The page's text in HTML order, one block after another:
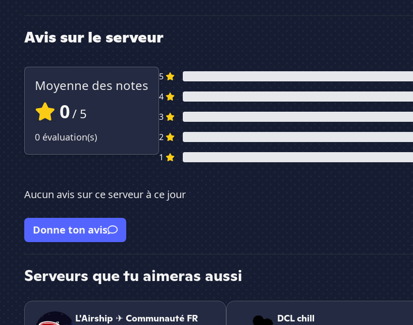
Avis sur le serveur
Moyenne des notes
0/ 5
0 évaluation(s)
5
4
3
2
1
Aucun avis sur ce serveur à ce jour
Donne ton avis
Serveurs que tu aimeras aussi
L'Airship ✈ Communauté FR
L'Airship ✈ Communauté FR
DCL chill
DCL chill